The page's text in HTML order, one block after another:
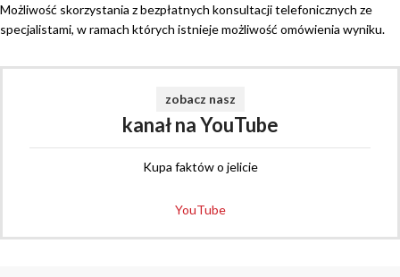
Możliwość skorzystania z bezpłatnych konsultacji telefonicznych ze
specjalistami, w ramach których istnieje możliwość omówienia wyniku.
zobacz nasz
kanał na YouTube
Kupa faktów o jelicie
YouTube